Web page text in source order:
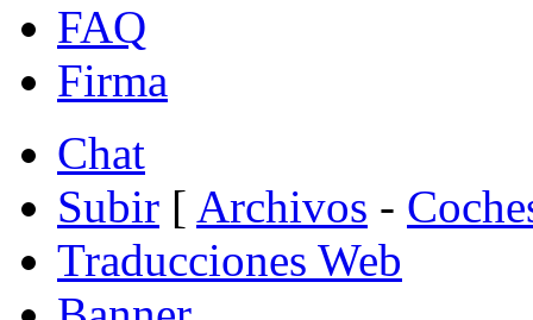
FAQ
Firma
Chat
Subir [ Archivos -
Traducciones Web